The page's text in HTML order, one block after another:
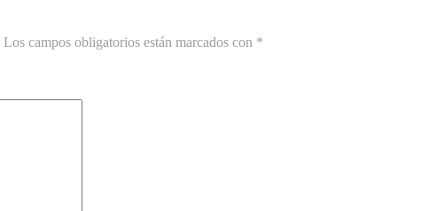
Los campos obligatorios están marcados con *